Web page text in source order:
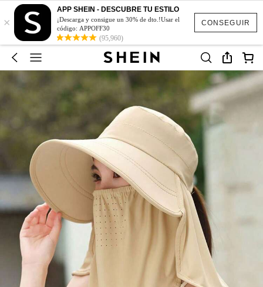
CONSEGUIR
×
APP SHEIN - DESCUBRE TU ESTILO
¡Descarga y consigue un 30% de dto.!Usar el
código: APPOFF30
(95,960)